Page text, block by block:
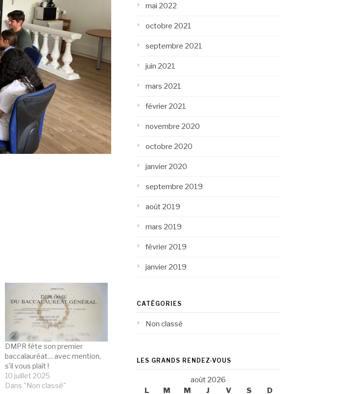
DMPR fête son premier
baccalauréat… avec mention,
s’il vous plaît !
10 juillet 2025
Dans "Non classé"
mai 2022
octobre 2021
septembre 2021
juin 2021
mars 2021
février 2021
novembre 2020
octobre 2020
janvier 2020
septembre 2019
août 2019
mars 2019
février 2019
janvier 2019
CATÉGORIES
Non classé
LES GRANDS RENDEZ-VOUS
août 2026
L
M M J V S D